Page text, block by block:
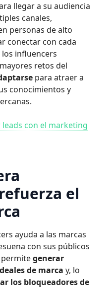
llegar a su audiencia
canales,
personas de alto
conectar con cada
los influencers
retos del
para atraer a
conocimientos y
con el marketing
el
ayuda a las marcas
con sus públicos
generar
de marca y, lo
los bloqueadores de